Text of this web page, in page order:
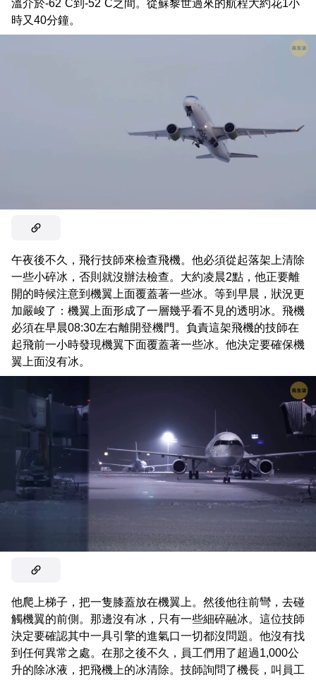
溫介於-62˚C到-52˚C之間。從蘇黎世過來的航程大約花1小
時又40分鐘。
午夜後不久，飛行技師來檢查飛機。他必須從起落架上清除
一些小碎冰，否則就沒辦法檢查。大約凌晨2點，他正要離
開的時候注意到機翼上面覆蓋著一些冰。等到早晨，狀況更
加嚴峻了：機翼上面形成了一層幾乎看不見的透明冰。飛機
必須在早晨08:30左右離開登機門。負責這架飛機的技師在
起飛前一小時發現機翼下面覆蓋著一些冰。他決定要確保機
翼上面沒有冰。
他爬上梯子，把一隻膝蓋放在機翼上。然後他往前彎，去碰
觸機翼的前側。那邊沒有冰，只有一些細碎融冰。這位技師
決定要確認其中一具引擎的進氣口一切都沒問題。他沒有找
到任何異常之處。在那之後不久，員工們用了超過1,000公
升的除冰液，把飛機上的冰清除。技師詢問了機長，叫員工